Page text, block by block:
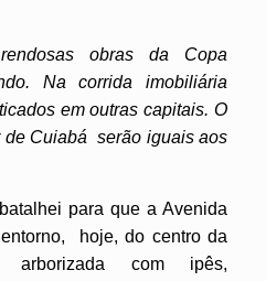
obras da Copa
Na corrida imobiliária
em outras capitais. O
de Cuiabá serão iguais aos
para que a Avenida
hoje, do centro da
arborizada com ipês,